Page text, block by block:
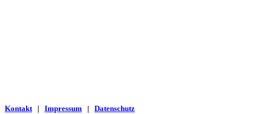
Kontakt| Impressum | Datenschutz